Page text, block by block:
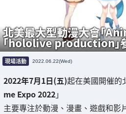
北美最大型動漫大會「
「hololive production」
現場活動 2022.06.22(Wed)
2022年7月1日(五)起在美國開催的
me Expo 2022」
主要專注於動漫、漫畫、遊戲和影